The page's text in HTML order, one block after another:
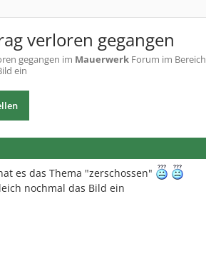
verloren gegangen
gegangen im Mauerwerk Forum im
ein
es das Thema "zerschossen"
nochmal das Bild ein